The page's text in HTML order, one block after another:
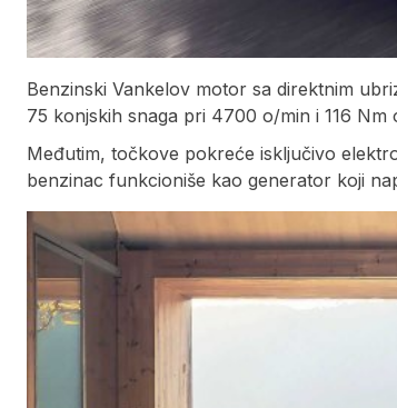
Benzinski Vankelov motor sa direktnim
75 konjskih snaga pri 4700 o/min i 116
Međutim, točkove pokreće isključivo
benzinac funkcioniše kao generator koji